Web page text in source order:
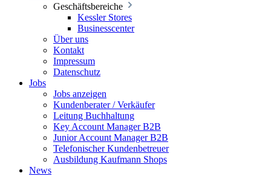
Geschäftsbereiche
Kessler Stores
Businesscenter
Über uns
Kontakt
Impressum
Datenschutz
Jobs
Jobs anzeigen
Kundenberater / Verkäufer
Leitung Buchhaltung
Key Account Manager B2B
Junior Account Manager B2B
Telefonischer Kundenbetreuer
Ausbildung Kaufmann Shops
News